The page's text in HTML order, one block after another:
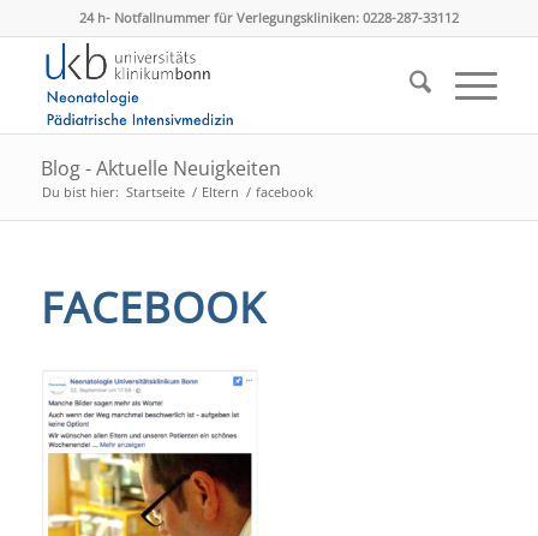
24 h- Notfallnummer für Verlegungskliniken: 0228-287-33112
Blog - Aktuelle Neuigkeiten
Du bist hier: Startseite / Eltern / facebook
FACEBOOK